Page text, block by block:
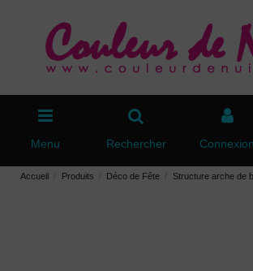
Menu Rechercher Connexion
Accueil Produits Déco de Fête Structure arche de